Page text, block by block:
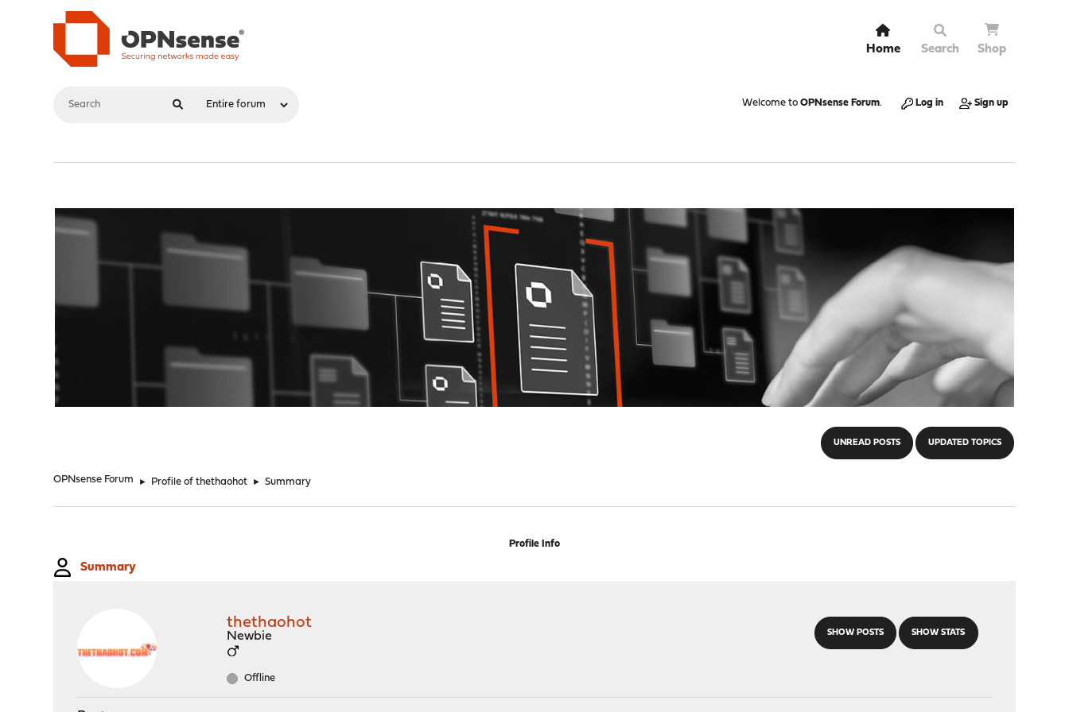
Home Search Shop
Welcome to OPNsense Forum. Log in Sign up
UNREAD POSTS UPDATED TOPICS
OPNsense Forum ► Profile of thethaohot ► Summary
Profile Info
Summary
SHOW POSTS SHOW STATS
thethaohot
Newbie
Offline